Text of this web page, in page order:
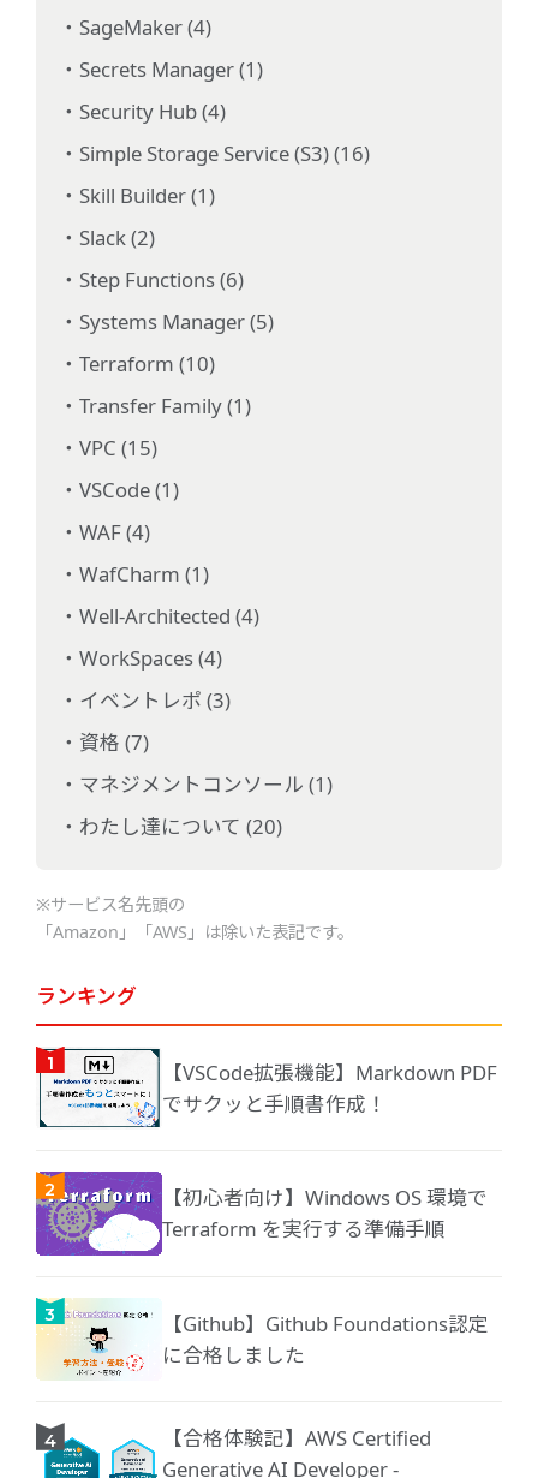
SageMaker (4)
Secrets Manager (1)
Security Hub (4)
Simple Storage Service (S3) (16)
Skill Builder (1)
Slack (2)
Step Functions (6)
Systems Manager (5)
Terraform (10)
Transfer Family (1)
VPC (15)
VSCode (1)
WAF (4)
WafCharm (1)
Well-Architected (4)
WorkSpaces (4)
イベントレポ (3)
資格 (7)
マネジメントコンソール (1)
わたし達について (20)
※サービス名先頭の
「Amazon」「AWS」は除いた表記です。
ランキング
【VSCode拡張機能】Markdown PDF
でサクッと手順書作成！
【初心者向け】Windows OS 環境で
Terraform を実行する準備手順
【Github】Github Foundations認定
に合格しました
【合格体験記】AWS Certified
Generative AI Developer -